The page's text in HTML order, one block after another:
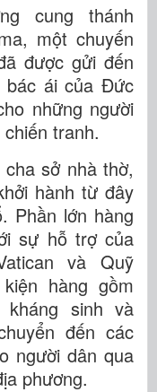
cung thánh
một chuyến
được gửi đến
bác ái của Đức
những người
tranh.
sở nhà thờ,
hành từ đây
Phần lớn hàng
sự hỗ trợ của
và Quỹ
hàng gồm
sinh và
đến các
người dân qua
phương.